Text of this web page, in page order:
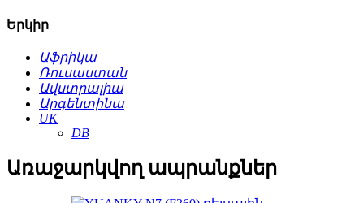
Երկիր
Աֆրիկա
Ռուսաստան
Ավստրալիա
Արգենտինա
UK
DB
Առաջարկվող ապրանքներ